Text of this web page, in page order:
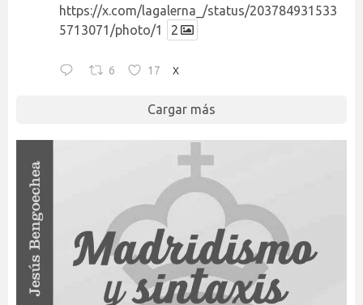
https://x.com/lagalerna_/status/203784931533
5713071/photo/1
2
6 17 X
Cargar más